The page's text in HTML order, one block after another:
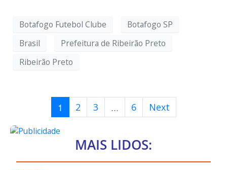
Botafogo Futebol Clube
Botafogo SP
Brasil
Prefeitura de Ribeirão Preto
Ribeirão Preto
1 2 3 ... 6 Next
MAIS LIDOS: